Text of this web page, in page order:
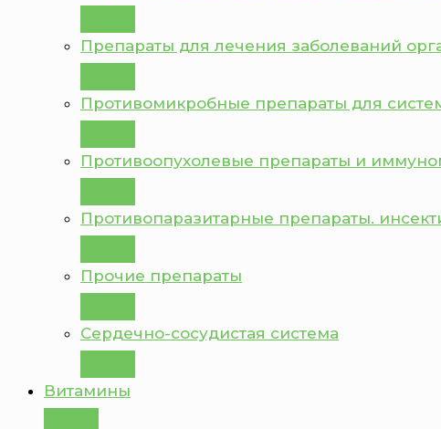
Препараты для лечения заболеваний
Противомикробные препараты для
Противоопухолевые препараты и
Противопаразитарные препараты.
Прочие препараты
Сердечно-сосудистая система
Витамины